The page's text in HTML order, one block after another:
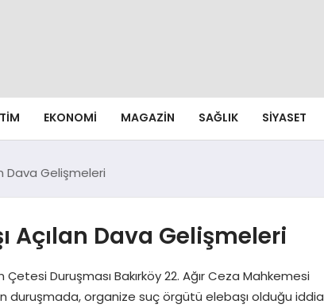
EKONOMI MAGAZIN SAĞLIK SIYASET
Dava Gelişmeleri
Açılan Dava Gelişmeleri
Duruşması Bakırköy 22. Ağır Ceza Mahkemesi
duruşmada, organize suç örgütü elebaşı olduğu iddia